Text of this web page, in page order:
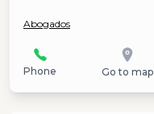
Abogados
Phone Go to map